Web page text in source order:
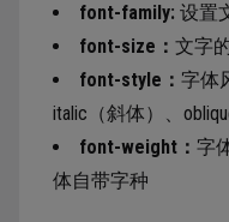
font-family: 设置
font-size： 文字
font-style： 字体
italic（斜体）、
font-weight： 字
体自带字种